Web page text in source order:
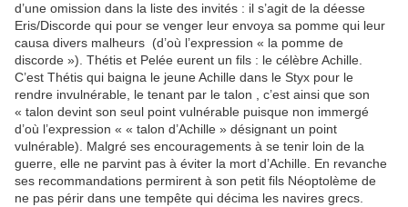
d’une omission dans la liste des invités : il s’agit de la déesse
Eris/Discorde qui pour se venger leur envoya sa pomme qui leur
causa divers malheurs (d’où l’expression « la pomme de
discorde »). Thétis et Pelée eurent un fils : le célèbre Achille.
C’est Thétis qui baigna le jeune Achille dans le Styx pour le
rendre invulnérable, le tenant par le talon , c’est ainsi que son
« talon devint son seul point vulnérable puisque non immergé
d’où l’expression « « talon d’Achille » désignant un point
vulnérable). Malgré ses encouragements à se tenir loin de la
guerre, elle ne parvint pas à éviter la mort d’Achille. En revanche
ses recommandations permirent à son petit fils Néoptolème de
ne pas périr dans une tempête qui décima les navires grecs.